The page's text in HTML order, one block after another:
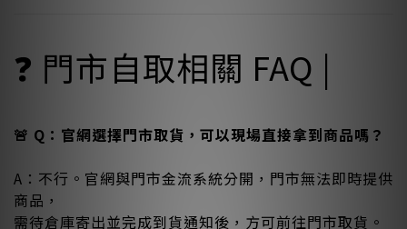
❓ 門市自取相關 FAQ |
🚨 Q：官網選擇門市取貨，可以現場直接拿到商品嗎？
A：不行。官網與門市金流系統分開，門市無法即時提供
商品，
需待倉庫寄出並完成到貨通知後，方可前往門市取貨。